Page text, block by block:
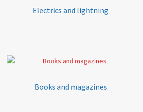
Electrics and lightning
Books and magazines